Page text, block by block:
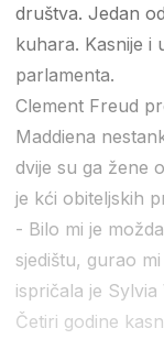
društva. Jedan
kuhara. Kasnije i
parlamenta.
Clement Freud
Maddiena
dvije su ga žene
je kći obiteljskih
- Bilo mi je
sjedištu, gurao
ispričala je Sylvia
Četiri godine